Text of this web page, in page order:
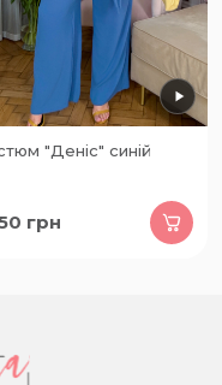
"Деніс" синій
грн